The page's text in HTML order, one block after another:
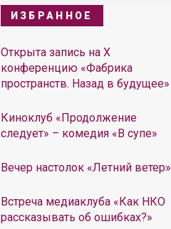
ИЗБРАННОЕ
Открыта запись на X
конференцию «Фабрика
пространств. Назад в будущее»
Киноклуб «Продолжение
следует» – комедия «В супе»
Вечер настолок «Летний ветер»
Встреча медиаклуба «Как НКО
рассказывать об ошибках?»